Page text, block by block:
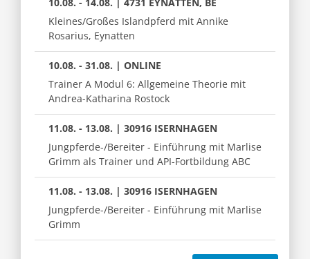
Kleines/Großes Islandpferd mit Annike
Rosarius, Eynatten
10.08. - 31.08. | ONLINE
Trainer A Modul 6: Allgemeine Theorie mit
Andrea-Katharina Rostock
11.08. - 13.08. | 30916 ISERNHAGEN
Jungpferde-/Bereiter - Einführung mit Marlise
Grimm als Trainer und API-Fortbildung ABC
11.08. - 13.08. | 30916 ISERNHAGEN
Jungpferde-/Bereiter - Einführung mit Marlise
Grimm